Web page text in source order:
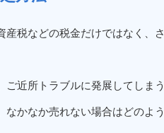
産税などの税金だけではなく、
ご近所トラブルに発展してしま
なかなか売れない場合はどのよ